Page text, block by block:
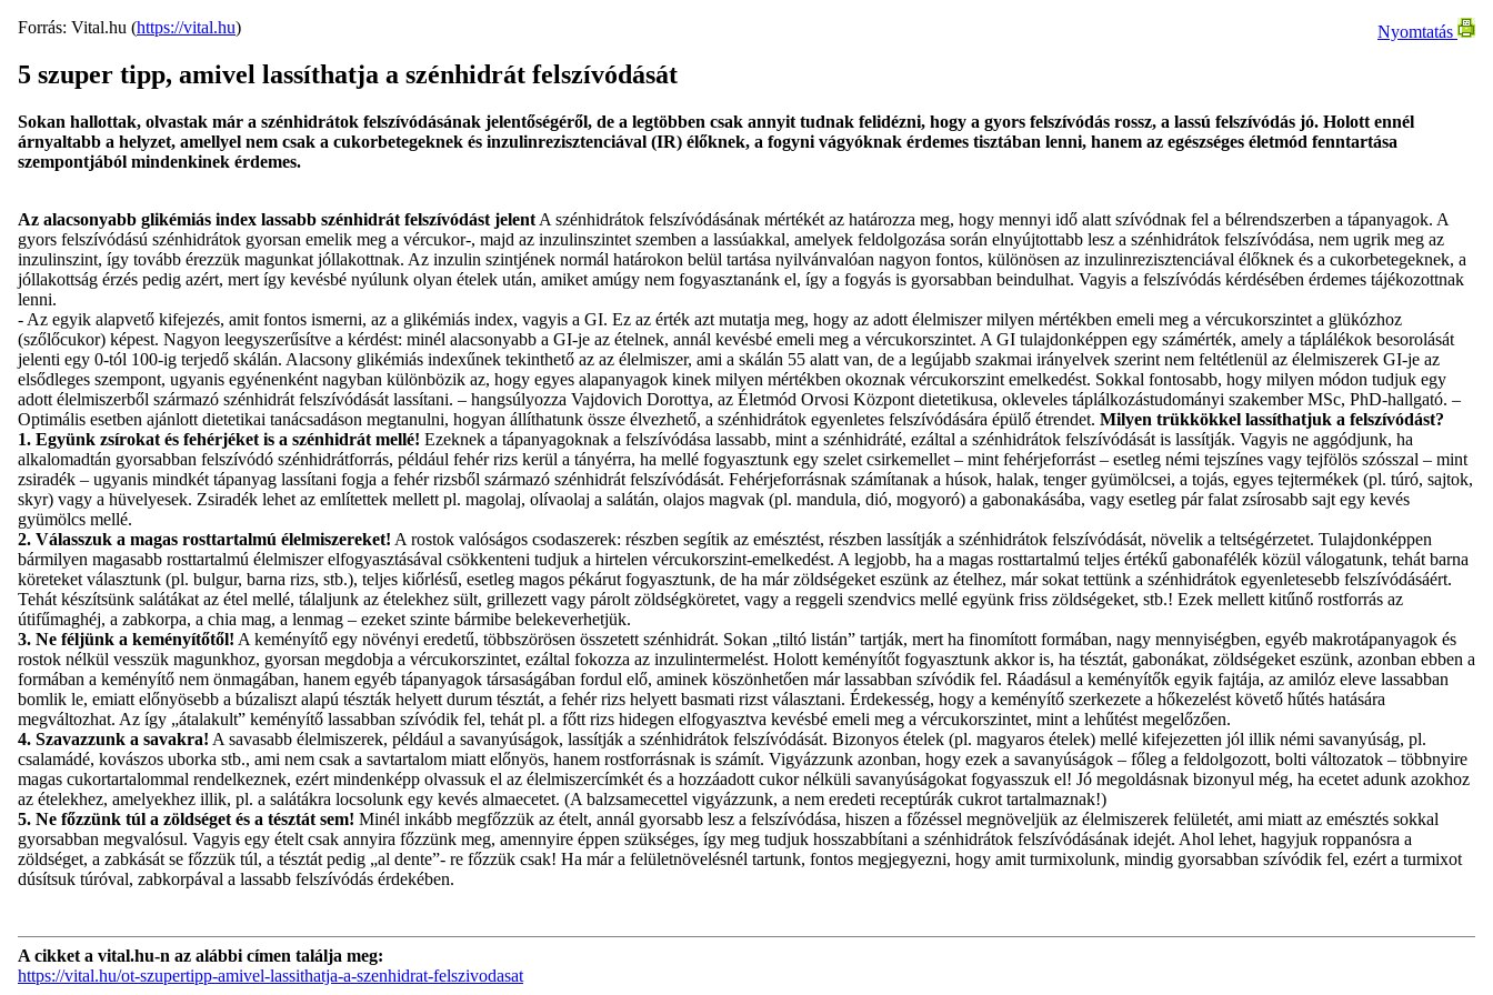
Nyomtatás
Forrás: Vital.hu (https://vital.hu)
5 szuper tipp, amivel lassíthatja a szénhidrát felszívódását
Sokan hallottak, olvastak már a szénhidrátok felszívódásának jelentőségéről, de a legtöbben csak annyit tudnak felidézni, hogy a gyors felszívódás rossz, a lassú felszívódás jó. Holott ennél
árnyaltabb a helyzet, amellyel nem csak a cukorbetegeknek és inzulinrezisztenciával (IR) élőknek, a fogyni vágyóknak érdemes tisztában lenni, hanem az egészséges életmód fenntartása
szempontjából mindenkinek érdemes.
Az alacsonyabb glikémiás index lassabb szénhidrát felszívódást jelent A szénhidrátok felszívódásának mértékét az határozza meg, hogy mennyi idő alatt szívódnak fel a bélrendszerben a tápanyagok. A
gyors felszívódású szénhidrátok gyorsan emelik meg a vércukor-, majd az inzulinszintet szemben a lassúakkal, amelyek feldolgozása során elnyújtottabb lesz a szénhidrátok felszívódása, nem ugrik meg az
inzulinszint, így tovább érezzük magunkat jóllakottnak. Az inzulin szintjének normál határokon belül tartása nyilvánvalóan nagyon fontos, különösen az inzulinrezisztenciával élőknek és a cukorbetegeknek, a
jóllakottság érzés pedig azért, mert így kevésbé nyúlunk olyan ételek után, amiket amúgy nem fogyasztanánk el, így a fogyás is gyorsabban beindulhat. Vagyis a felszívódás kérdésében érdemes tájékozottnak
lenni.
- Az egyik alapvető kifejezés, amit fontos ismerni, az a glikémiás index, vagyis a GI. Ez az érték azt mutatja meg, hogy az adott élelmiszer milyen mértékben emeli meg a vércukorszintet a glükózhoz
(szőlőcukor) képest. Nagyon leegyszerűsítve a kérdést: minél alacsonyabb a GI-je az ételnek, annál kevésbé emeli meg a vércukorszintet. A GI tulajdonképpen egy számérték, amely a táplálékok besorolását
jelenti egy 0-tól 100-ig terjedő skálán. Alacsony glikémiás indexűnek tekinthető az az élelmiszer, ami a skálán 55 alatt van, de a legújabb szakmai irányelvek szerint nem feltétlenül az élelmiszerek GI-je az
elsődleges szempont, ugyanis egyénenként nagyban különbözik az, hogy egyes alapanyagok kinek milyen mértékben okoznak vércukorszint emelkedést. Sokkal fontosabb, hogy milyen módon tudjuk egy
adott élelmiszerből származó szénhidrát felszívódását lassítani. – hangsúlyozza Vajdovich Dorottya, az Életmód Orvosi Központ dietetikusa, okleveles táplálkozástudományi szakember MSc, PhD-hallgató. –
Optimális esetben ajánlott dietetikai tanácsadáson megtanulni, hogyan állíthatunk össze élvezhető, a szénhidrátok egyenletes felszívódására épülő étrendet. Milyen trükkökkel lassíthatjuk a felszívódást?
1. Együnk zsírokat és fehérjéket is a szénhidrát mellé! Ezeknek a tápanyagoknak a felszívódása lassabb, mint a szénhidráté, ezáltal a szénhidrátok felszívódását is lassítják. Vagyis ne aggódjunk, ha
alkalomadtán gyorsabban felszívódó szénhidrátforrás, például fehér rizs kerül a tányérra, ha mellé fogyasztunk egy szelet csirkemellet – mint fehérjeforrást – esetleg némi tejszínes vagy tejfölös szósszal – mint
zsiradék – ugyanis mindkét tápanyag lassítani fogja a fehér rizsből származó szénhidrát felszívódását. Fehérjeforrásnak számítanak a húsok, halak, tenger gyümölcsei, a tojás, egyes tejtermékek (pl. túró, sajtok,
skyr) vagy a hüvelyesek. Zsiradék lehet az említettek mellett pl. magolaj, olívaolaj a salátán, olajos magvak (pl. mandula, dió, mogyoró) a gabonakásába, vagy esetleg pár falat zsírosabb sajt egy kevés
gyümölcs mellé.
2. Válasszuk a magas rosttartalmú élelmiszereket! A rostok valóságos csodaszerek: részben segítik az emésztést, részben lassítják a szénhidrátok felszívódását, növelik a teltségérzetet. Tulajdonképpen
bármilyen magasabb rosttartalmú élelmiszer elfogyasztásával csökkenteni tudjuk a hirtelen vércukorszint-emelkedést. A legjobb, ha a magas rosttartalmú teljes értékű gabonafélék közül válogatunk, tehát barna
köreteket választunk (pl. bulgur, barna rizs, stb.), teljes kiőrlésű, esetleg magos pékárut fogyasztunk, de ha már zöldségeket eszünk az ételhez, már sokat tettünk a szénhidrátok egyenletesebb felszívódásáért.
Tehát készítsünk salátákat az étel mellé, tálaljunk az ételekhez sült, grillezett vagy párolt zöldségköretet, vagy a reggeli szendvics mellé együnk friss zöldségeket, stb.! Ezek mellett kitűnő rostforrás az
útifűmaghéj, a zabkorpa, a chia mag, a lenmag – ezeket szinte bármibe belekeverhetjük.
3. Ne féljünk a keményítőtől! A keményítő egy növényi eredetű, többszörösen összetett szénhidrát. Sokan „tiltó listán” tartják, mert ha finomított formában, nagy mennyiségben, egyéb makrotápanyagok és
rostok nélkül vesszük magunkhoz, gyorsan megdobja a vércukorszintet, ezáltal fokozza az inzulintermelést. Holott keményítőt fogyasztunk akkor is, ha tésztát, gabonákat, zöldségeket eszünk, azonban ebben a
formában a keményítő nem önmagában, hanem egyéb tápanyagok társaságában fordul elő, aminek köszönhetően már lassabban szívódik fel. Ráadásul a keményítők egyik fajtája, az amilóz eleve lassabban
bomlik le, emiatt előnyösebb a búzaliszt alapú tészták helyett durum tésztát, a fehér rizs helyett basmati rizst választani. Érdekesség, hogy a keményítő szerkezete a hőkezelést követő hűtés hatására
megváltozhat. Az így „átalakult” keményítő lassabban szívódik fel, tehát pl. a főtt rizs hidegen elfogyasztva kevésbé emeli meg a vércukorszintet, mint a lehűtést megelőzően.
4. Szavazzunk a savakra! A savasabb élelmiszerek, például a savanyúságok, lassítják a szénhidrátok felszívódását. Bizonyos ételek (pl. magyaros ételek) mellé kifejezetten jól illik némi savanyúság, pl.
csalamádé, kovászos uborka stb., ami nem csak a savtartalom miatt előnyös, hanem rostforrásnak is számít. Vigyázzunk azonban, hogy ezek a savanyúságok – főleg a feldolgozott, bolti változatok – többnyire
magas cukortartalommal rendelkeznek, ezért mindenképp olvassuk el az élelmiszercímkét és a hozzáadott cukor nélküli savanyúságokat fogyasszuk el! Jó megoldásnak bizonyul még, ha ecetet adunk azokhoz
az ételekhez, amelyekhez illik, pl. a salátákra locsolunk egy kevés almaecetet. (A balzsamecettel vigyázzunk, a nem eredeti receptúrák cukrot tartalmaznak!)
5. Ne főzzünk túl a zöldséget és a tésztát sem! Minél inkább megfőzzük az ételt, annál gyorsabb lesz a felszívódása, hiszen a főzéssel megnöveljük az élelmiszerek felületét, ami miatt az emésztés sokkal
gyorsabban megvalósul. Vagyis egy ételt csak annyira főzzünk meg, amennyire éppen szükséges, így meg tudjuk hosszabbítani a szénhidrátok felszívódásának idejét. Ahol lehet, hagyjuk roppanósra a
zöldséget, a zabkását se főzzük túl, a tésztát pedig „al dente”- re főzzük csak! Ha már a felületnövelésnél tartunk, fontos megjegyezni, hogy amit turmixolunk, mindig gyorsabban szívódik fel, ezért a turmixot
dúsítsuk túróval, zabkorpával a lassabb felszívódás érdekében.
A cikket a vital.hu-n az alábbi címen találja meg:
https://vital.hu/ot-szupertipp-amivel-lassithatja-a-szenhidrat-felszivodasat